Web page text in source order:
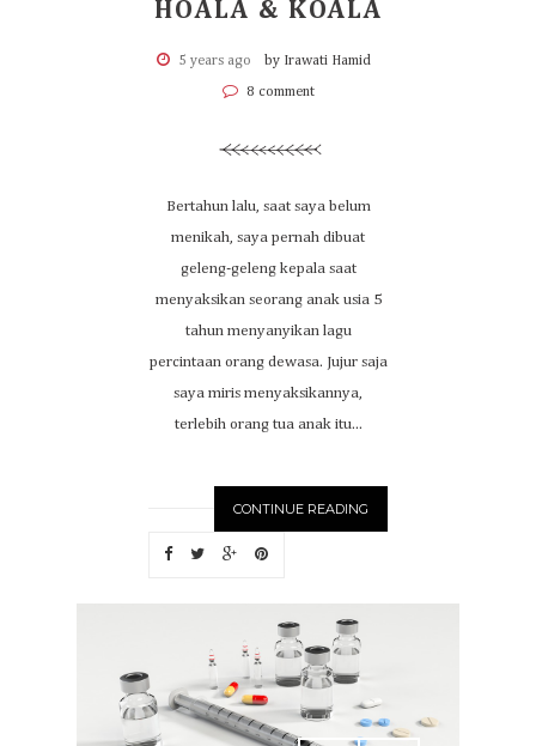
HOALA & KOALA
5 years ago by Irawati Hamid
8 comment
Bertahun lalu, saat saya belum
menikah, saya pernah dibuat
geleng-geleng kepala saat
menyaksikan seorang anak usia 5
tahun menyanyikan lagu
percintaan orang dewasa. Jujur saja
saya miris menyaksikannya,
terlebih orang tua anak itu...
CONTINUE READING